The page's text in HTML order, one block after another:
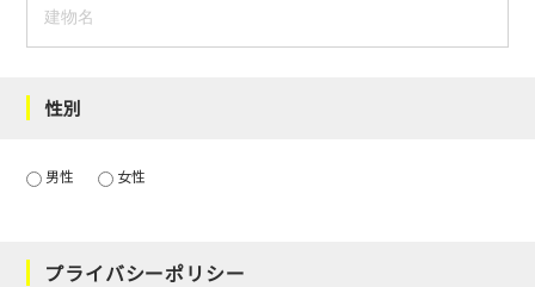
性別
男性 女性
プライバシーポリシー